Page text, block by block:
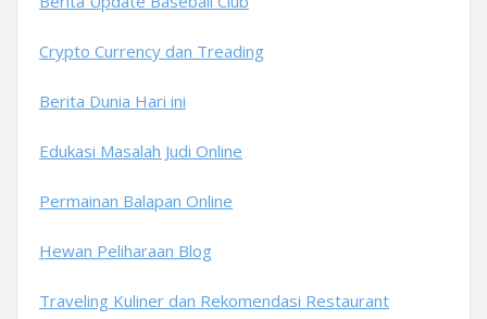
Crypto Currency dan Treading
Berita Dunia Hari ini
Edukasi Masalah Judi Online
Permainan Balapan Online
Hewan Peliharaan Blog
Traveling Kuliner dan Rekomendasi Restaurant